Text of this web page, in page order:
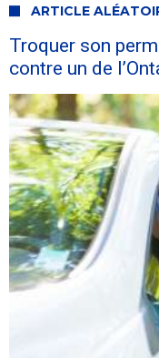
ARTICLE
Troquer son
contre un de